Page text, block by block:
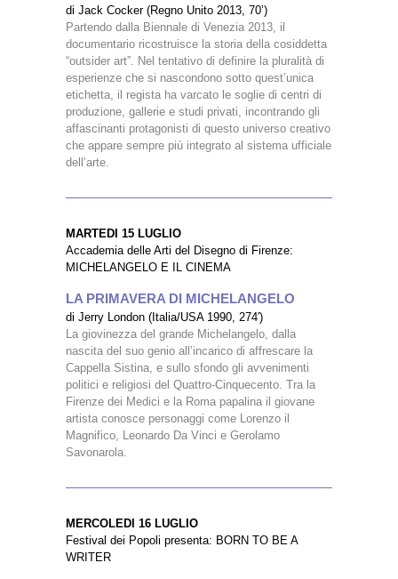
di Jack Cocker (Regno Unito 2013, 70’)
Partendo dalla Biennale di Venezia 2013, il
documentario ricostruisce la storia della cosiddetta
“outsider art”. Nel tentativo di definire la pluralità di
esperienze che si nascondono sotto quest’unica
etichetta, il regista ha varcato le soglie di centri di
produzione, gallerie e studi privati, incontrando gli
affascinanti protagonisti di questo universo creativo
che appare sempre più integrato al sistema ufficiale
dell’arte.
MARTEDI 15 LUGLIO
Accademia delle Arti del Disegno di Firenze:
MICHELANGELO E IL CINEMA
LA PRIMAVERA DI MICHELANGELO
di Jerry London (Italia/USA 1990, 274′)
La giovinezza del grande Michelangelo, dalla
nascita del suo genio all’incarico di affrescare la
Cappella Sistina, e sullo sfondo gli avvenimenti
politici e religiosi del Quattro-Cinquecento. Tra la
Firenze dei Medici e la Roma papalina il giovane
artista conosce personaggi come Lorenzo il
Magnifico, Leonardo Da Vinci e Gerolamo
Savonarola.
MERCOLEDI 16 LUGLIO
Festival dei Popoli presenta: BORN TO BE A
WRITER